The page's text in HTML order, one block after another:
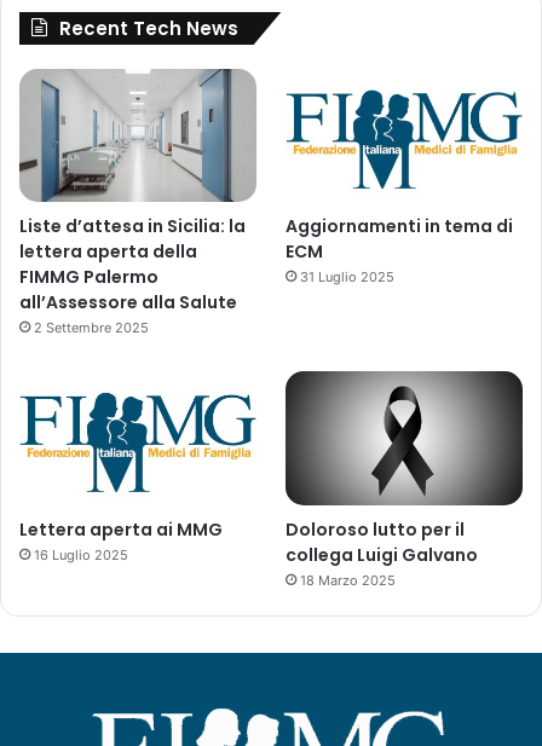
Recent Tech News
Liste d’attesa in Sicilia: la
lettera aperta della
FIMMG Palermo
all’Assessore alla Salute
2 Settembre 2025
Aggiornamenti in tema di
ECM
31 Luglio 2025
Lettera aperta ai MMG
16 Luglio 2025
Doloroso lutto per il
collega Luigi Galvano
18 Marzo 2025